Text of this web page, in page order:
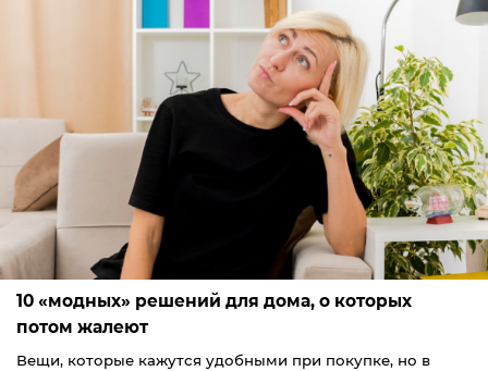
10 «модных» решений для дома, о которых
потом жалеют
Вещи, которые кажутся удобными при покупке, но в